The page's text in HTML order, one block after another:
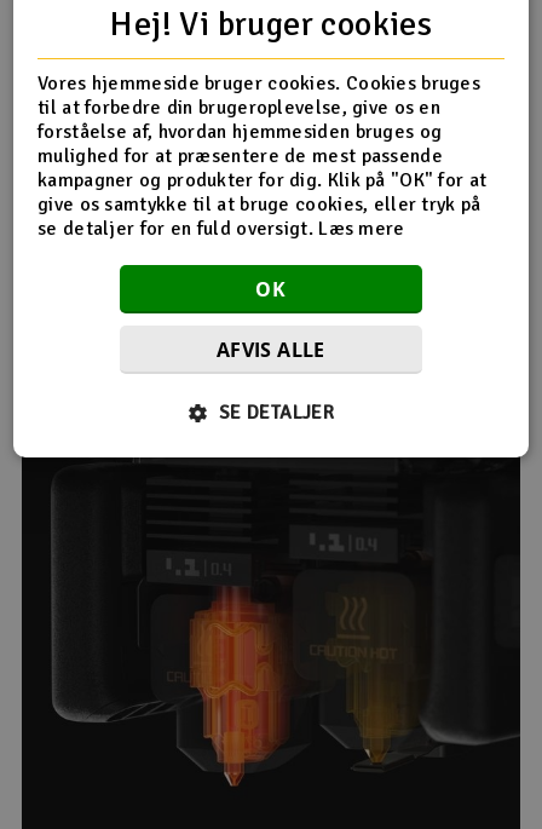
Det opvarmede kammer reducerer vridning og forbedrer
vedhæftningen til materialer med høj temperatur, hvilket
giver dig ensartet og pålidelig udskriftskvalitet.
Præcis og stabil udskrivning
Ligesom standard H2D-modellen har Combo-versionen
også avanceret bevægelseskalibrering og en lukket
Disse funktioner sikrer stabil filamentstrøm og præcise
Hej! Vi bruger cookies
Vores hjemmeside bruger cookies. Cookies bruges
til at forbedre din brugeroplevelse, give os en
forståelse af, hvordan hjemmesiden bruges og
mulighed for at præsentere de mest passende
kampagner og produkter for dig. Klik på "OK" for at
give os samtykke til at bruge cookies, eller tryk på
se detaljer for en fuld oversigt. Læs mere
OK
AFVIS ALLE
SE DETALJER